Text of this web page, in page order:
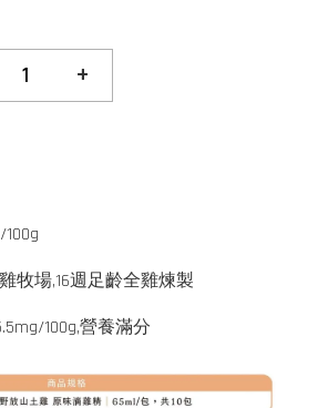
+
牧場,16週足齡全雞煉製
100g,營養滿分